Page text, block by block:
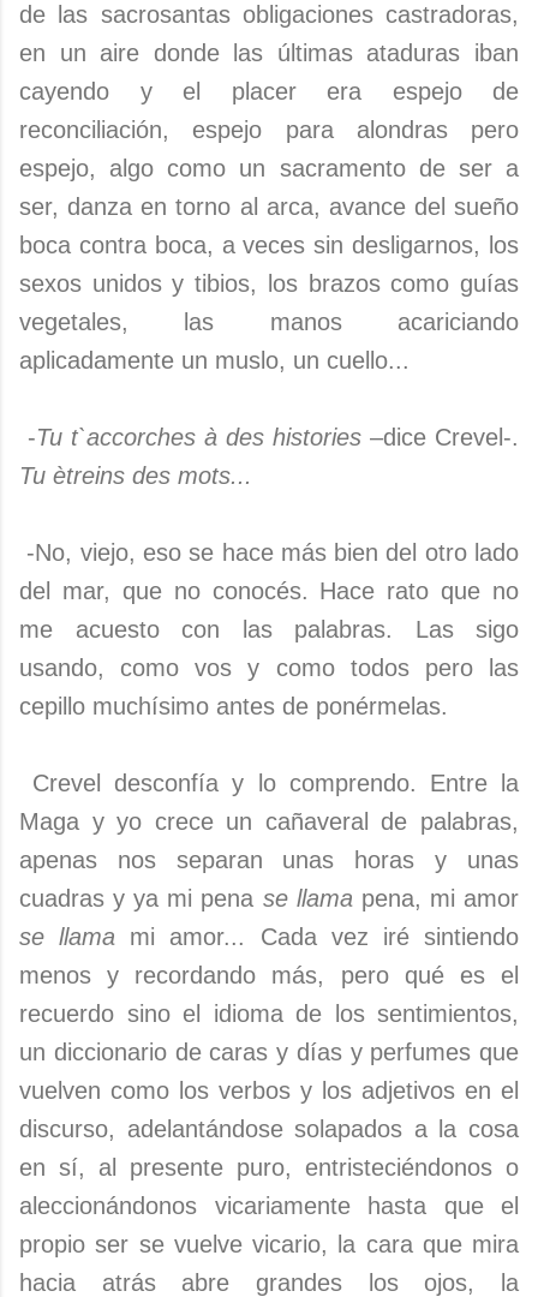
de las sacrosantas obligaciones castradoras,
en un aire donde las últimas ataduras iban
cayendo y el placer era espejo de
reconciliación, espejo para alondras pero
espejo, algo como un sacramento de ser a
ser, danza en torno al arca, avance del sueño
boca contra boca, a veces sin desligarnos, los
sexos unidos y tibios, los brazos como guías
vegetales, las manos acariciando
aplicadamente un muslo, un cuello...
-Tu t`accorches à des histories –dice Crevel-.
Tu ètreins des mots...
-No, viejo, eso se hace más bien del otro lado
del mar, que no conocés. Hace rato que no
me acuesto con las palabras. Las sigo
usando, como vos y como todos pero las
cepillo muchísimo antes de ponérmelas.
Crevel desconfía y lo comprendo. Entre la
Maga y yo crece un cañaveral de palabras,
apenas nos separan unas horas y unas
cuadras y ya mi pena se llama pena, mi amor
se llama mi amor... Cada vez iré sintiendo
menos y recordando más, pero qué es el
recuerdo sino el idioma de los sentimientos,
un diccionario de caras y días y perfumes que
vuelven como los verbos y los adjetivos en el
discurso, adelantándose solapados a la cosa
en sí, al presente puro, entristeciéndonos o
aleccionándonos vicariamente hasta que el
propio ser se vuelve vicario, la cara que mira
hacia atrás abre grandes los ojos, la